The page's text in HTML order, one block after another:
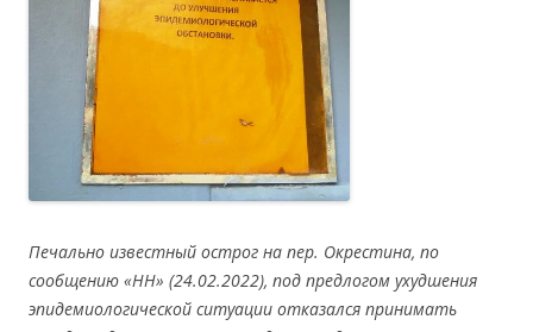
Печально известный острог на пер. Окрестина, по
сообщению «НН» (24.02.2022), под предлогом ухудшения
эпидемиологической ситуации отказался принимать